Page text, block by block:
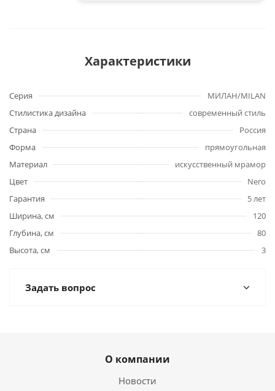
Характеристики
Серия
МИЛАН/MILAN
Стилистика дизайна
современный стиль
Страна
Россия
Форма
прямоугольная
Материал
искусственный мрамор
Цвет
Nero
Гарантия
5 лет
Ширина, см
120
Глубина, см
80
Высота, см
3
Задать вопрос
О компании
Новости